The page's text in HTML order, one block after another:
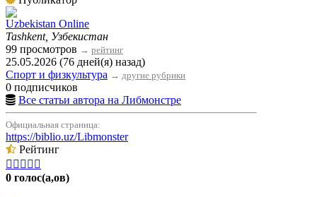
Uzbekistan Online
Tashkent, Узбекистан
99 просмотров → рейтинг
25.05.2026 (76 дней(я) назад)
Спорт и физкультура → другие рубрики
0 подписчиков
Все статьи автора на Либмонстре
Официальная страница:
https://biblio.uz/Libmonster
Рейтинг
    
0 голос(а,ов)